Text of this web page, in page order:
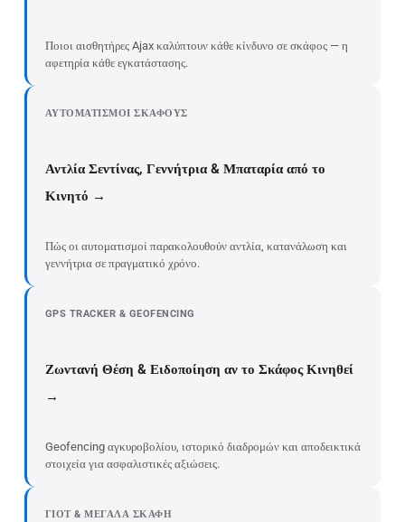
Ποιοι αισθητήρες Ajax καλύπτουν κάθε κίνδυνο σε σκάφος — η
αφετηρία κάθε εγκατάστασης.
ΑΥΤΟΜΑΤΙΣΜΟΊ ΣΚΆΦΟΥΣ
Αντλία Σεντίνας, Γεννήτρια & Μπαταρία από το
Κινητό →
Πώς οι αυτοματισμοί παρακολουθούν αντλία, κατανάλωση και
γεννήτρια σε πραγματικό χρόνο.
GPS TRACKER & GEOFENCING
Ζωντανή Θέση & Ειδοποίηση αν το Σκάφος Κινηθεί
→
Geofencing αγκυροβολίου, ιστορικό διαδρομών και αποδεικτικά
στοιχεία για ασφαλιστικές αξιώσεις.
ΓΙΟΤ & ΜΕΓΆΛΑ ΣΚΆΦΗ